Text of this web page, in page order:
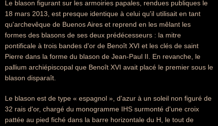
Le blason figurant sur les armoiries papales, rendues publiques le
18 mars 2013, est presque identique à celui qu'il utilisait en tant
qu'archevêque de Buenos Aires et reprend en les mêlant les
formes des blasons de ses deux prédécesseurs : la mitre
pontificale à trois bandes d'or de Benoît XVI et les clés de saint
Pierre dans la forme du blason de Jean-Paul II. En revanche, le
pallium archiépiscopal que Benoît XVI avait placé le premier sous le
blason disparaît.
Le blason est de type « espagnol », d'azur à un soleil non figuré de
32 rais d'or, chargé du monogramme IHS surmonté d'une croix
pattée au pied fiché dans la barre horizontale du H, le tout de